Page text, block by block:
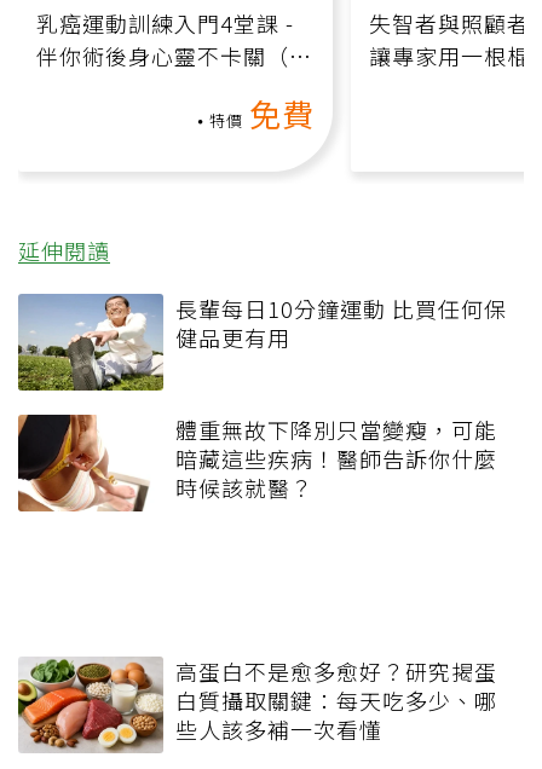
乳癌運動訓練入門4堂課 -
伴你術後身心靈不卡關（線
特價 免費
失智者與照顧者
讓專家用一根棍
延伸閱讀
長輩每日10分鐘運動 比買任何保
健品更有用
體重無故下降別只當變瘦，可能
暗藏這些疾病！醫師告訴你什麼
時候該就醫？
高蛋白不是愈多愈好？研究揭蛋
白質攝取關鍵：每天吃多少、哪
些人該多補一次看懂